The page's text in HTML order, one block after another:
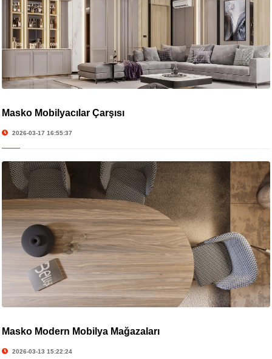
Masko Mobilyacılar Çarşısı
2026-03-17 16:55:37
Masko Modern Mobilya Mağazaları
2026-03-13 15:22:24